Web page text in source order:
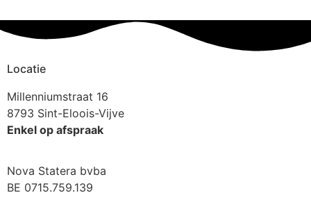
Locatie
Millenniumstraat 16
8793 Sint-Eloois-Vijve
Enkel op afspraak
Nova Statera bvba
BE 0715.759.139